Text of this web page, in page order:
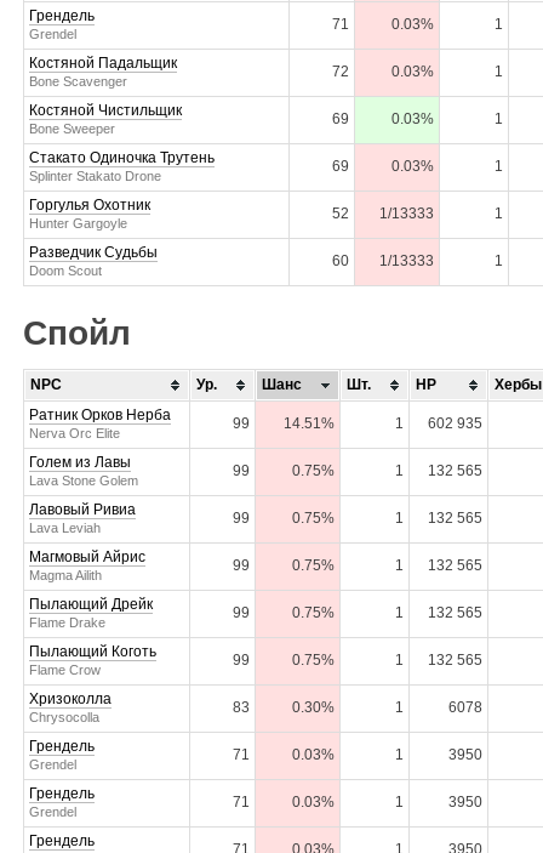
Грендель
Grendel
71 0.03% 1
Костяной Падальщик
Bone Scavenger
72 0.03% 1
Костяной Чистильщик
Bone Sweeper
69 0.03% 1
Стакато Одиночка Трутень
Splinter Stakato Drone
69 0.03% 1
Горгулья Охотник
Hunter Gargoyle
52 1/13333 1
Разведчик Судьбы
Doom Scout
60 1/13333 1
Спойл
NPC Ур. Шанс Шт. HP
Хербы
Ратник Орков Нерба
Nerva Orc Elite
99 14.51% 1 602 935
Голем из Лавы
Lava Stone Golem
99 0.75% 1 132 565
Лавовый Ривиа
Lava Leviah
99 0.75% 1 132 565
Магмовый Айрис
Magma Ailith
99 0.75% 1 132 565
Пылающий Дрейк
Flame Drake
99 0.75% 1 132 565
Пылающий Коготь
Flame Crow
99 0.75% 1 132 565
Хризоколла
Chrysocolla
83 0.30% 1 6078
Грендель
Grendel
71 0.03% 1 3950
Грендель
Grendel
71 0.03% 1 3950
Грендель 71 0.03% 1 3950